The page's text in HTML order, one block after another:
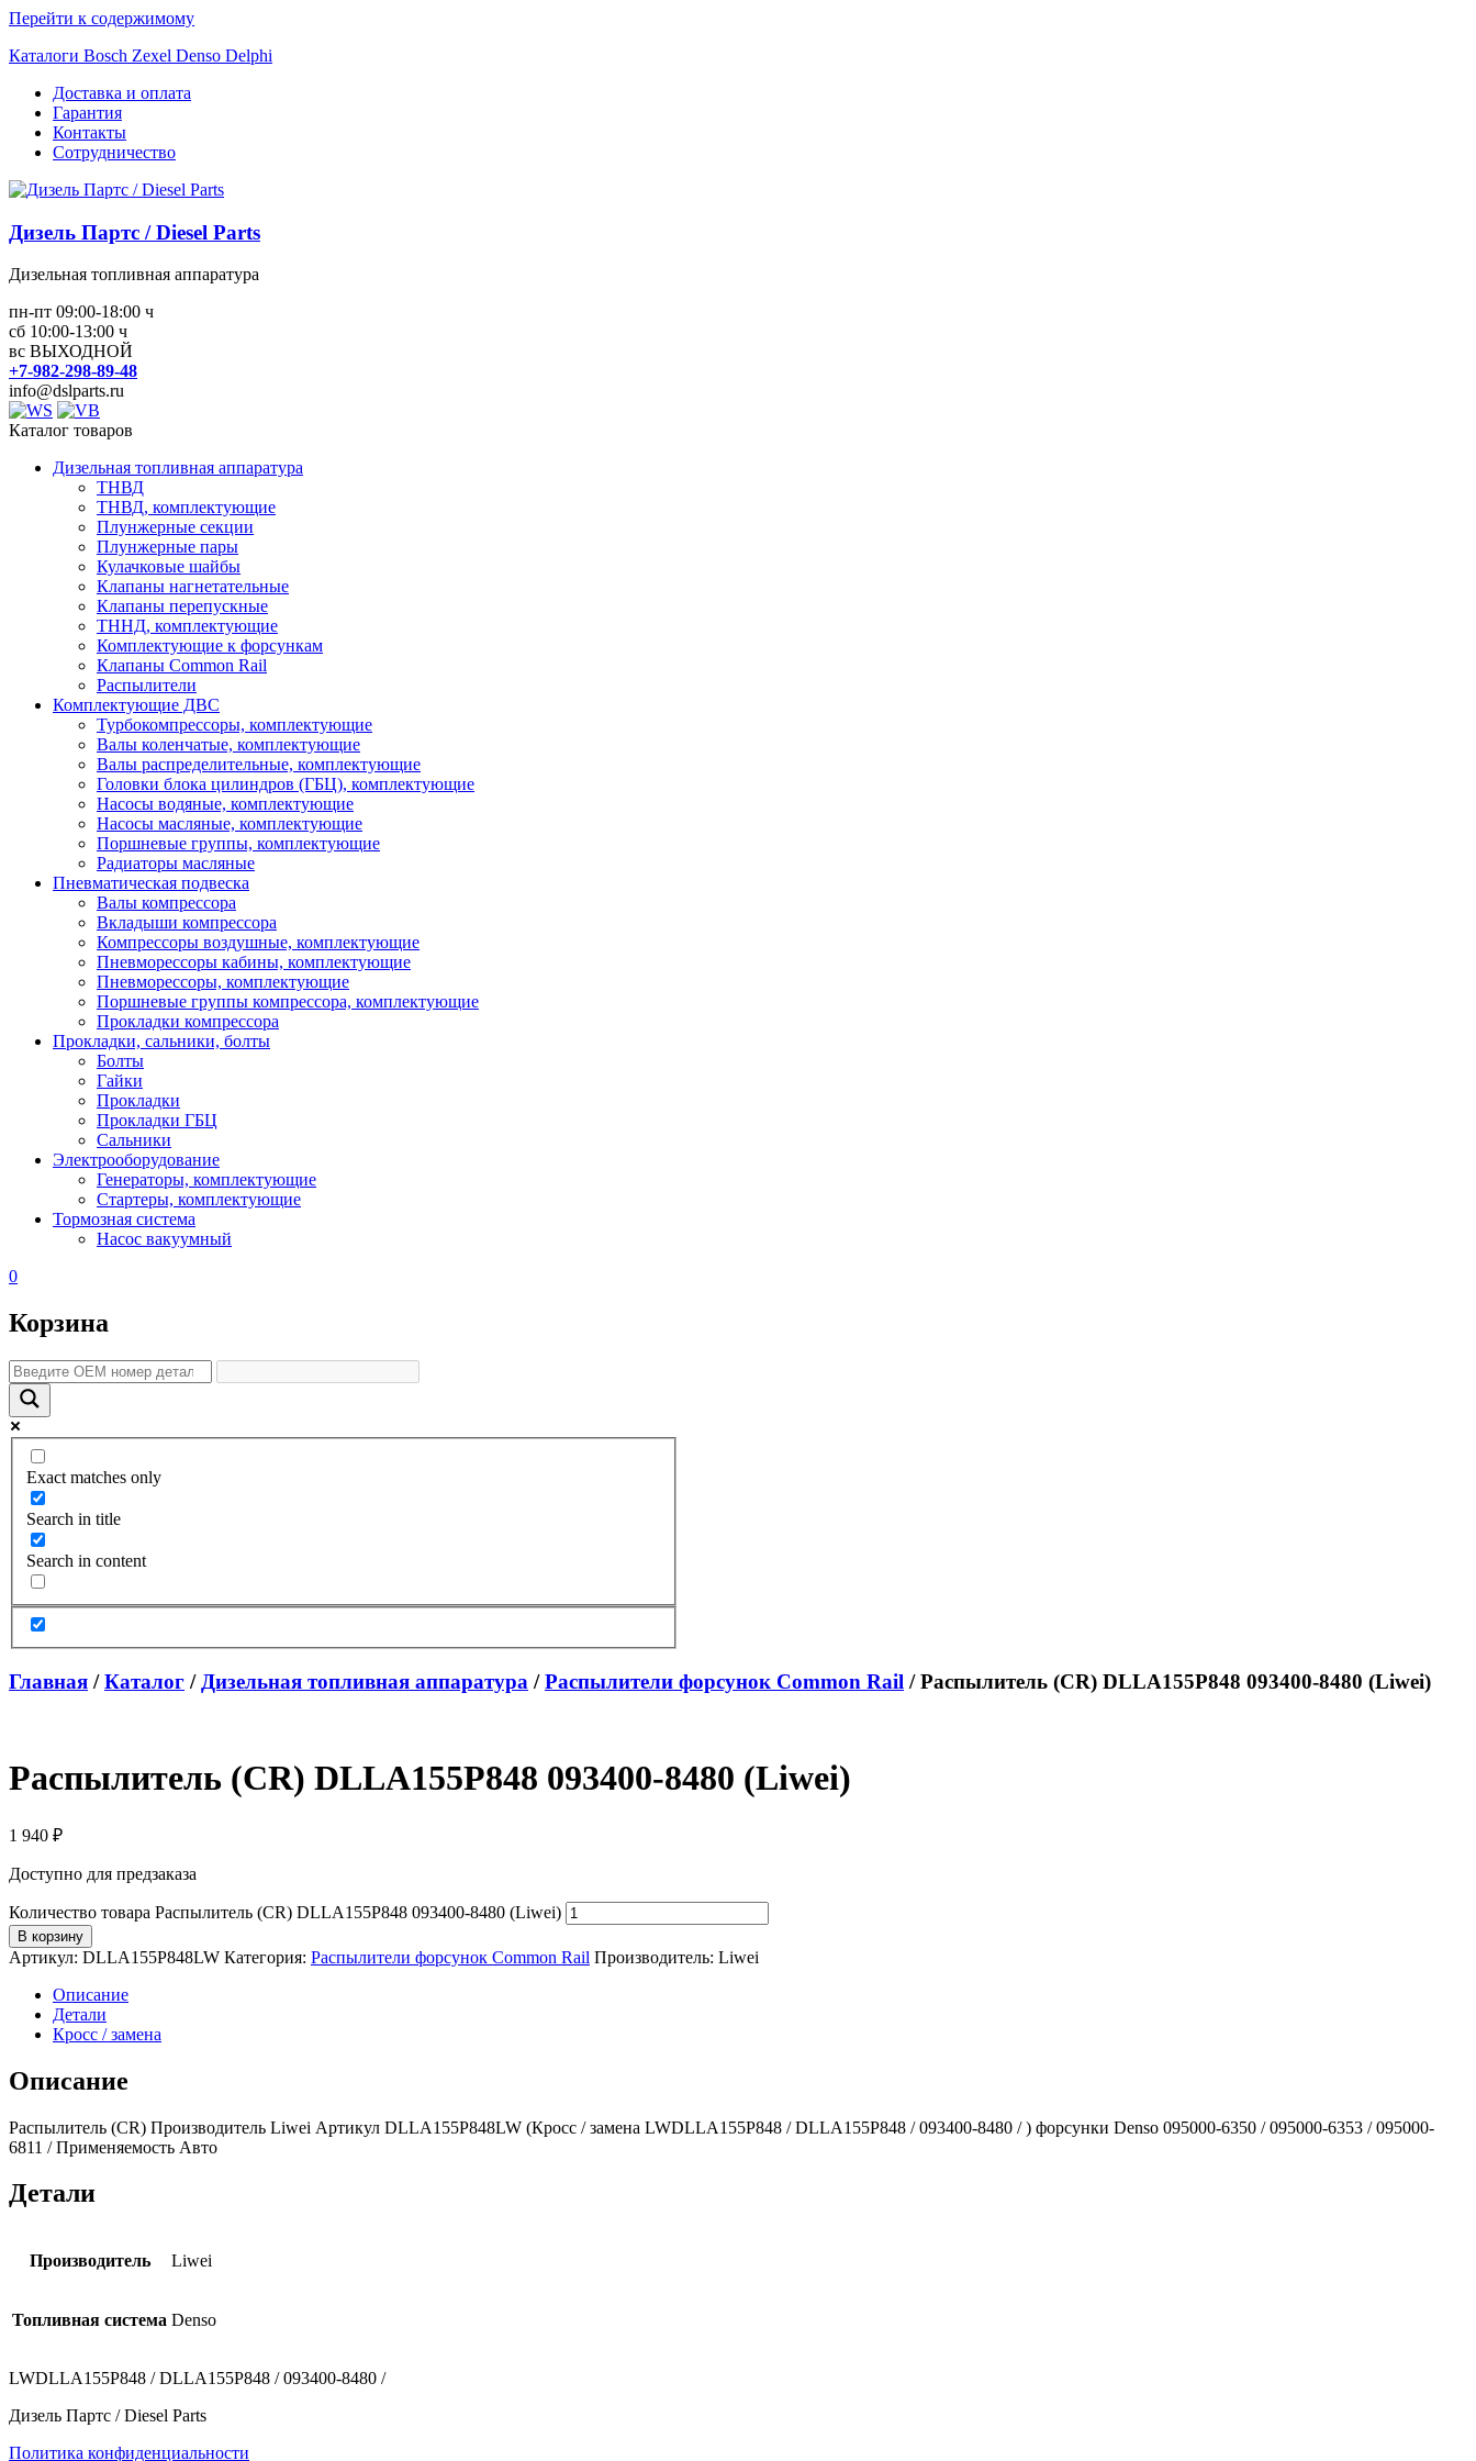
Перейти к содержимому
Каталоги Bosch Zexel Denso Delphi
Доставка и оплата
Гарантия
Контакты
Сотрудничество
Дизель Партс / Diesel Parts
Дизельная топливная аппаратура
пн-пт 09:00-18:00 ч
сб 10:00-13:00 ч
вс ВЫХОДНОЙ
+7-982-298-89-48
info@dslparts.ru
Каталог товаров
Дизельная топливная аппаратура
ТНВД
ТНВД, комплектующие
Плунжерные секции
Плунжерные пары
Кулачковые шайбы
Клапаны нагнетательные
Клапаны перепускные
ТННД, комплектующие
Комплектующие к форсункам
Клапаны Common Rail
Распылители
Комплектующие ДВС
Турбокомпрессоры, комплектующие
Валы коленчатые, комплектующие
Валы распределительные, комплектующие
Головки блока цилиндров (ГБЦ), комплектующие
Насосы водяные, комплектующие
Насосы масляные, комплектующие
Поршневые группы, комплектующие
Радиаторы масляные
Пневматическая подвеска
Валы компрессора
Вкладыши компрессора
Компрессоры воздушные, комплектующие
Пневморессоры кабины, комплектующие
Пневморессоры, комплектующие
Поршневые группы компрессора, комплектующие
Прокладки компрессора
Прокладки, сальники, болты
Болты
Гайки
Прокладки
Прокладки ГБЦ
Сальники
Электрооборудование
Генераторы, комплектующие
Стартеры, комплектующие
Тормозная система
Насос вакуумный
0
Корзина
Exact matches only
Search in title
Search in content
Главная /Каталог / Дизельная топливная аппаратура /Распылители форсунок Common Rail / Распылитель (CR) DLLA155P848 093400-8480 (Liwei)
Распылитель (CR) DLLA155P848 093400-8480 (Liwei)
1 940 ₽
Доступно для предзаказа
Количество товара Распылитель (CR) DLLA155P848 093400-8480 (Liwei)
В корзину
Артикул: DLLA155P848LW Категория: Распылители форсунок Common Rail Производитель: Liwei
Описание
Детали
Кросс / замена
Описание
Распылитель (CR) Производитель Liwei Артикул DLLA155P848LW (Кросс / замена LWDLLA155P848 / DLLA155P848 / 093400-8480 / ) форсунки Denso 095000-6350 / 095000-6353 / 095000-
6811 / Применяемость Авто
Детали
Производитель Liwei
Топливная система Denso
LWDLLA155P848 / DLLA155P848 / 093400-8480 /
Дизель Партс / Diesel Parts
Политика конфиденциальности